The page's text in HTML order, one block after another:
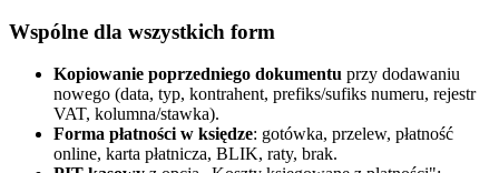
Wspólne dla wszystkich form
Kopiowanie poprzedniego dokumentu przy dodawaniu
nowego (data, typ, kontrahent, prefiks/sufiks numeru, rejestr
VAT, kolumna/stawka).
Forma płatności w księdze: gotówka, przelew, płatność
online, karta płatnicza, BLIK, raty, brak.